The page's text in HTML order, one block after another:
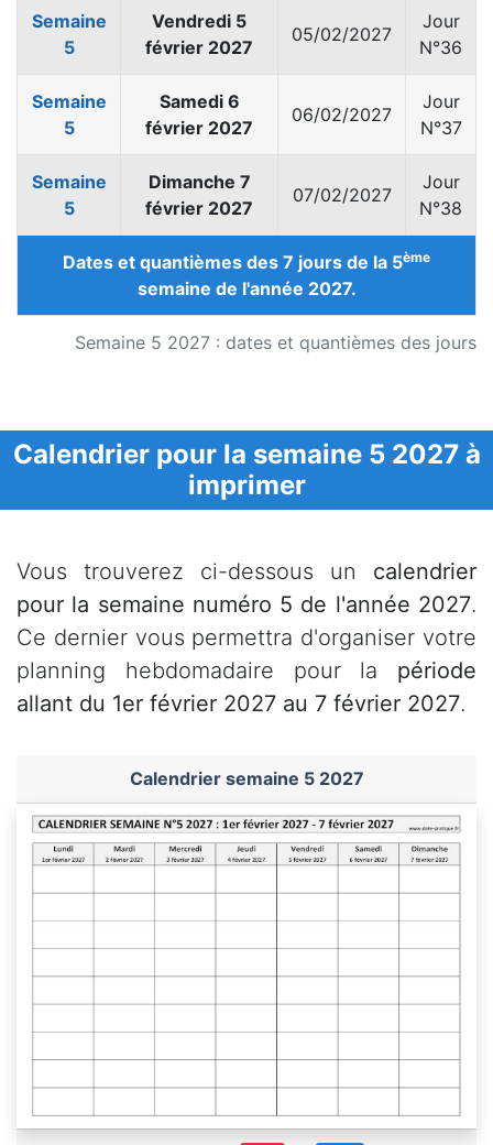
Semaine 5 2027 : dates et quantièmes des jours
Semaine
5
Vendredi 5
février 2027
05/02/2027
Jour
N°36
Semaine
5
Samedi 6
février 2027
06/02/2027
Jour
N°37
Semaine
5
Dimanche 7
février 2027
07/02/2027
Jour
N°38
Dates et quantièmes des 7 jours de la 5ème
semaine de l'année 2027.
Calendrier pour la semaine 5 2027 à
imprimer
Vous trouverez ci-dessous un calendrier
pour la semaine numéro 5 de l'année 2027.
Ce dernier vous permettra d'organiser votre
planning hebdomadaire pour la période
allant du 1er février 2027 au 7 février 2027.
Calendrier semaine 5 2027